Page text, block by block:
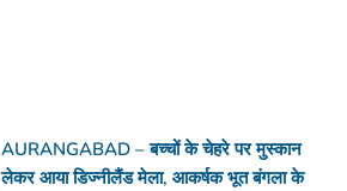
AURANGABAD – बच्चों के चेहरे पर मुस्कान
लेकर आया डिज्नीलैंड मेला, आकर्षक भूत बंगला के